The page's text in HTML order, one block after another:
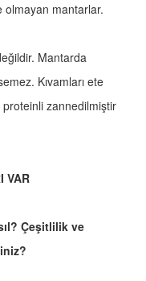
olmayan mantarlar.
Mantarda
Kıvamları ete
zannedilmiştir
VAR
Çeşitlilik ve